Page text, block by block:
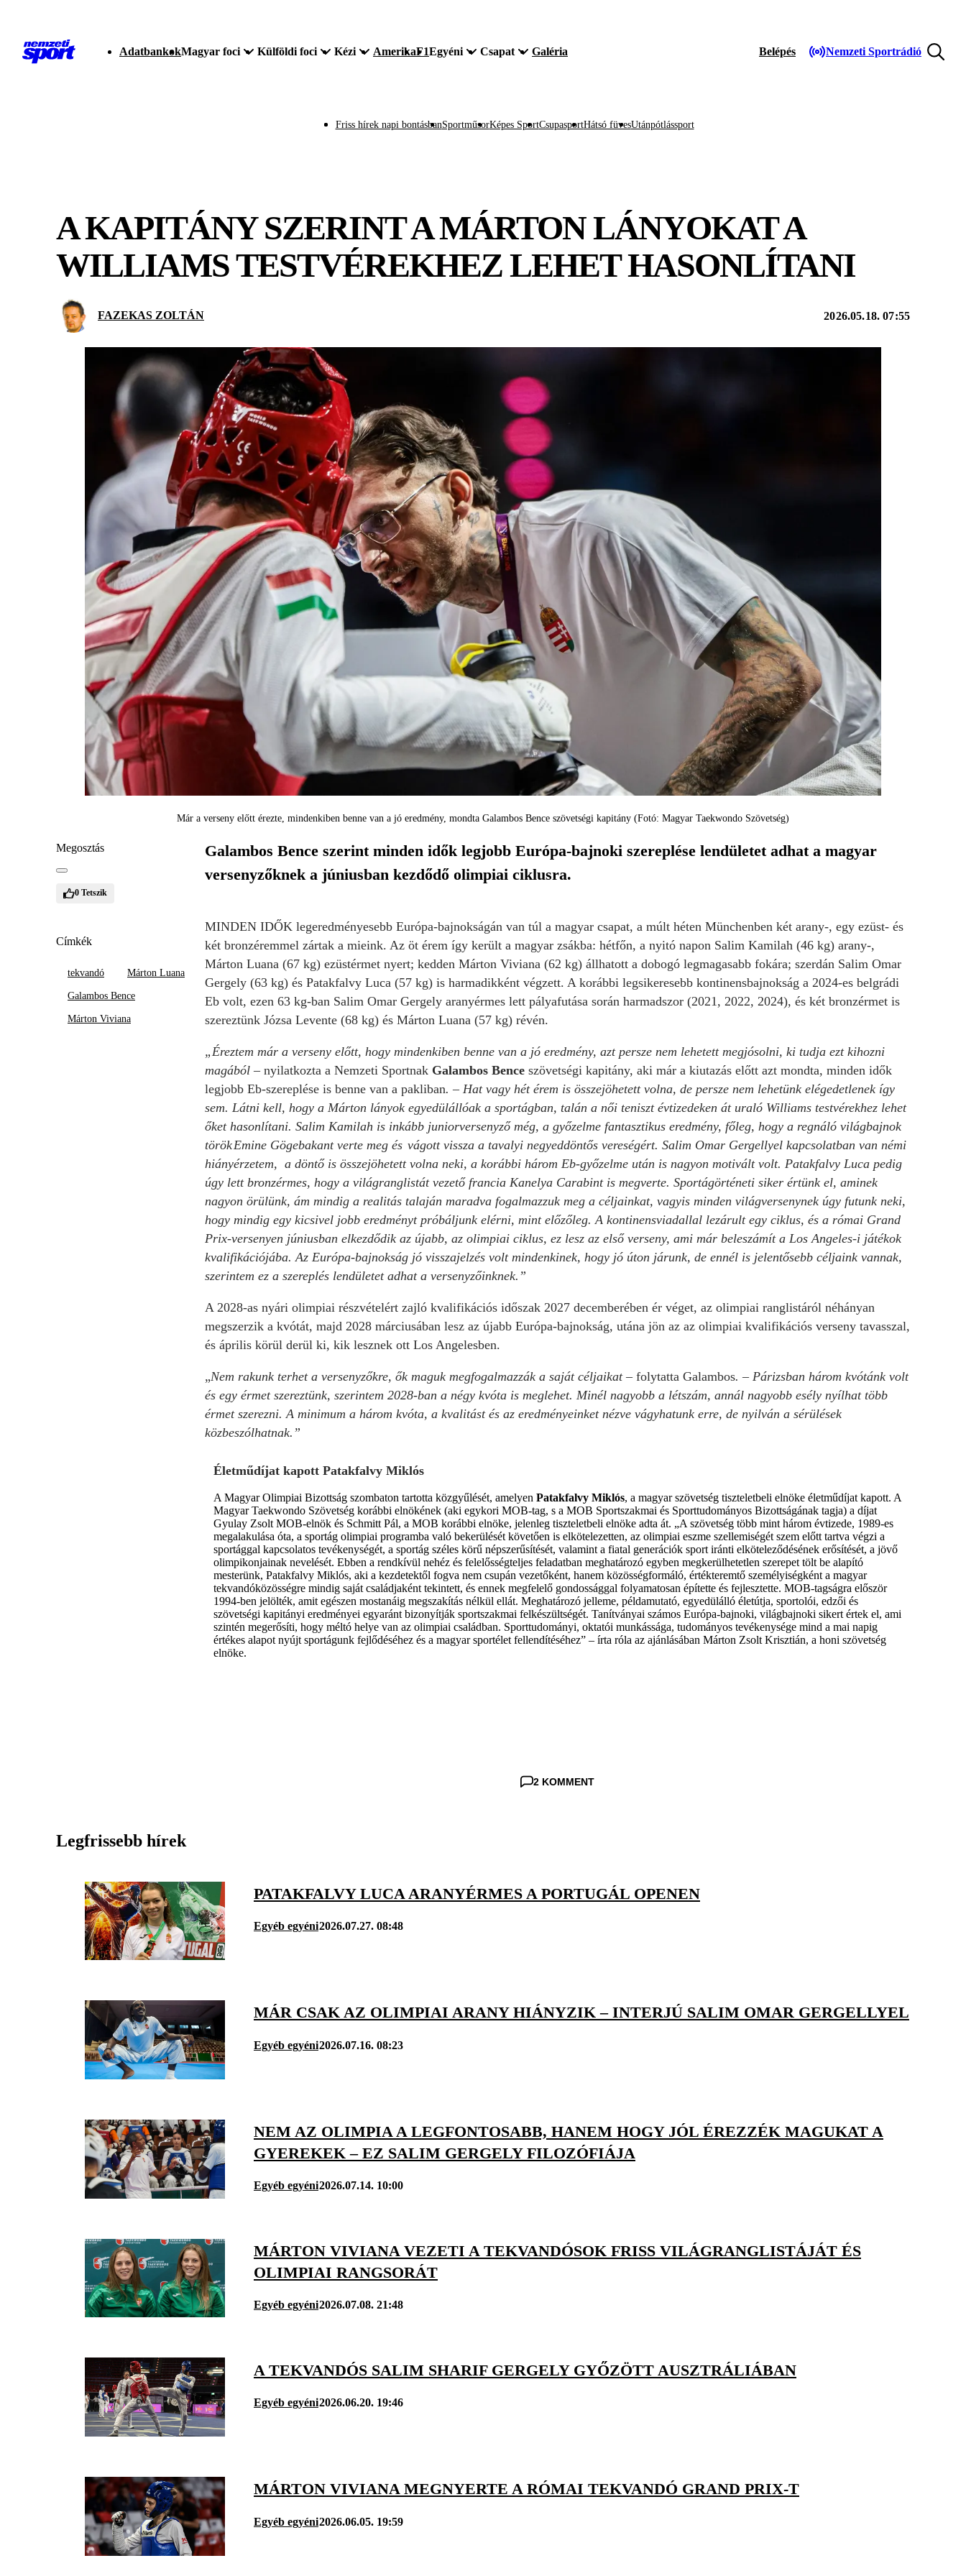
AdatbankokMagyar foci Külföldi foci Kézi AmerikaF1Egyéni Csapat Galéria Belépés Nemzeti Sportrádió
Friss hírek napi bontásbanSportműsorKépes SportCsupasportHátsó füvesUtánpótlássport
A KAPITÁNY SZERINT A MÁRTON LÁNYOKAT A
WILLIAMS TESTVÉREKHEZ LEHET HASONLÍTANI
FAZEKAS ZOLTÁN 2026.05.18. 07:55
Már a verseny előtt érezte, mindenkiben benne van a jó eredmény, mondta Galambos Bence szövetségi kapitány (Fotó: Magyar Taekwondo Szövetség)
Megosztás
0 Tetszik
Címkék
tekvandó Márton Luana
Galambos Bence
Márton Viviana
Galambos Bence szerint minden idők legjobb Európa-bajnoki szereplése lendületet adhat a magyar
versenyzőknek a júniusban kezdődő olimpiai ciklusra.
MINDEN IDŐK legeredményesebb Európa-bajnokságán van túl a magyar csapat, a múlt héten Münchenben két arany-, egy ezüst- és
két bronzéremmel zártak a mieink. Az öt érem így került a magyar zsákba: hétfőn, a nyitó napon Salim Kamilah (46 kg) arany-,
Márton Luana (67 kg) ezüstérmet nyert; kedden Márton Viviana (62 kg) állhatott a dobogó legmagasabb fokára; szerdán Salim Omar
Gergely (63 kg) és Patakfalvy Luca (57 kg) is harmadikként végzett. A korábbi legsikeresebb kontinensbajnokság a 2024-es belgrádi
Eb volt, ezen 63 kg-ban Salim Omar Gergely aranyérmes lett pályafutása során harmadszor (2021, 2022, 2024), és két bronzérmet is
szereztünk Józsa Levente (68 kg) és Márton Luana (57 kg) révén.
„Éreztem már a verseny előtt, hogy mindenkiben benne van a jó eredmény, azt persze nem lehetett megjósolni, ki tudja ezt kihozni
magából – nyilatkozta a Nemzeti Sportnak Galambos Benceszövetségi kapitány, aki már a kiutazás előtt azt mondta, minden idők
legjobb Eb-szereplése is benne van a pakliban. – Hat vagy hét érem is összejöhetett volna, de persze nem lehetünk elégedetlenek így
sem. Látni kell, hogy a Márton lányok egyedülállóak a sportágban, talán a női teniszt évtizedeken át uraló Williams testvérekhez lehet
őket hasonlítani. Salim Kamilah is inkább juniorversenyző még, a győzelme fantasztikus eredmény, főleg, hogy a regnáló világbajnok
török Emine Gögebakant verte meg és vágott vissza a tavalyi negyeddöntős vereségért. Salim Omar Gergellyel kapcsolatban van némi
hiányérzetem, a döntő is összejöhetett volna neki, a korábbi három Eb-győzelme után is nagyon motivált volt. Patakfalvy Luca pedig
úgy lett bronzérmes, hogy a világranglistát vezető francia Kanelya Carabint is megverte. Sportágörténeti siker értünk el, aminek
nagyon örülünk, ám mindig a realitás talaján maradva fogalmazzuk meg a céljainkat, vagyis minden világversenynek úgy futunk neki,
hogy mindig egy kicsivel jobb eredményt próbáljunk elérni, mint előzőleg. A kontinensviadallal lezárult egy ciklus, és a római Grand
Prix-versenyen júniusban elkezdődik az újabb, az olimpiai ciklus, ez lesz az első verseny, ami már beleszámít a Los Angeles-i játékok
kvalifikációjába. Az Európa-bajnokság jó visszajelzés volt mindenkinek, hogy jó úton járunk, de ennél is jelentősebb céljaink vannak,
szerintem ez a szereplés lendületet adhat a versenyzőinknek.”
A 2028-as nyári olimpiai részvételért zajló kvalifikációs időszak 2027 decemberében ér véget, az olimpiai ranglistáról néhányan
megszerzik a kvótát, majd 2028 márciusában lesz az újabb Európa-bajnokság, utána jön az az olimpiai kvalifikációs verseny tavasszal,
és április körül derül ki, kik lesznek ott Los Angelesben.
„Nem rakunk terhet a versenyzőkre, ők maguk megfogalmazzák a saját céljaikat –folytatta Galambos. – Párizsban három kvótánk volt
és egy érmet szereztünk, szerintem 2028-ban a négy kvóta is meglehet. Minél nagyobb a létszám, annál nagyobb esély nyílhat több
érmet szerezni. A minimum a három kvóta, a kvalitást és az eredményeinket nézve vágyhatunk erre, de nyilván a sérülések
közbeszólhatnak.”
Életműdíjat kapott Patakfalvy Miklós
A Magyar Olimpiai Bizottság szombaton tartotta közgyűlését, amelyen Patakfalvy Miklós, a magyar szövetség tiszteletbeli elnöke életműdíjat kapott. A
Magyar Taekwondo Szövetség korábbi elnökének (aki egykori MOB-tag, s a MOB Sportszakmai és Sporttudományos Bizottságának tagja) a díjat
Gyulay Zsolt MOB-elnök és Schmitt Pál, a MOB korábbi elnöke, jelenleg tiszteletbeli elnöke adta át. „A szövetség több mint három évtizede, 1989-es
megalakulása óta, a sportág olimpiai programba való bekerülését követően is elkötelezetten, az olimpiai eszme szellemiségét szem előtt tartva végzi a
sportággal kapcsolatos tevékenységét, a sportág széles körű népszerűsítését, valamint a fiatal generációk sport iránti elköteleződésének erősítését, a jövő
olimpikonjainak nevelését. Ebben a rendkívül nehéz és felelősségteljes feladatban meghatározó egyben megkerülhetetlen szerepet tölt be alapító
mesterünk, Patakfalvy Miklós, aki a kezdetektől fogva nem csupán vezetőként, hanem közösségformáló, értékteremtő személyiségként a magyar
tekvandóközösségre mindig saját családjaként tekintett, és ennek megfelelő gondossággal folyamatosan építette és fejlesztette. MOB-tagságra először
1994-ben jelölték, amit egészen mostanáig megszakítás nélkül ellát. Meghatározó jelleme, példamutató, egyedülálló életútja, sportolói, edzői és
szövetségi kapitányi eredményei egyaránt bizonyítják sportszakmai felkészültségét. Tanítványai számos Európa-bajnoki, világbajnoki sikert értek el, ami
szintén megerősíti, hogy méltó helye van az olimpiai családban. Sporttudományi, oktatói munkássága, tudományos tevékenysége mind a mai napig
értékes alapot nyújt sportágunk fejlődéséhez és a magyar sportélet fellendítéséhez” – írta róla az ajánlásában Márton Zsolt Krisztián, a honi szövetség
elnöke.
2 KOMMENT
Legfrissebb hírek
PATAKFALVY LUCA ARANYÉRMES A PORTUGÁL OPENEN
Egyéb egyéni2026.07.27. 08:48
MÁR CSAK AZ OLIMPIAI ARANY HIÁNYZIK – INTERJÚ SALIM OMAR GERGELLYEL
Egyéb egyéni2026.07.16. 08:23
NEM AZ OLIMPIA A LEGFONTOSABB, HANEM HOGY JÓL ÉREZZÉK MAGUKAT A
GYEREKEK – EZ SALIM GERGELY FILOZÓFIÁJA
Egyéb egyéni2026.07.14. 10:00
MÁRTON VIVIANA VEZETI A TEKVANDÓSOK FRISS VILÁGRANGLISTÁJÁT ÉS
OLIMPIAI RANGSORÁT
Egyéb egyéni2026.07.08. 21:48
A TEKVANDÓS SALIM SHARIF GERGELY GYŐZÖTT AUSZTRÁLIÁBAN
Egyéb egyéni2026.06.20. 19:46
MÁRTON VIVIANA MEGNYERTE A RÓMAI TEKVANDÓ GRAND PRIX-T
Egyéb egyéni2026.06.05. 19:59